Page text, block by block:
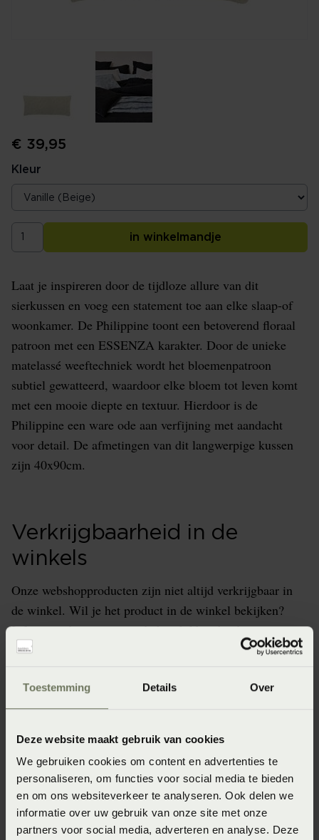
Toestemming Details Over
Deze website maakt gebruik van cookies
We gebruiken cookies om content en advertenties te
personaliseren, om functies voor social media te bieden
en om ons websiteverkeer te analyseren. Ook delen we
informatie over uw gebruik van onze site met onze
partners voor social media, adverteren en analyse. Deze
€ 39,95
Kleur
in winkelmandje
Laat je inspireren door de tijdloze allure van dit
sierkussen en voeg een statement toe aan elke slaap-of
woonkamer. De Philippine toont een betoverend floraal
patroon met een ESSENZA karakter. Door de unieke
matelassé weeftechniek wordt het bloemenpatroon
subtiel gewatteerd, waardoor elke bloem tot leven komt
met een mooie diepte en textuur. Hierdoor is de
Philippine een ware ode aan verfijning met aandacht
voor detail. De afmetingen van dit langwerpige kussen
zijn 40x90cm.
Verkrijgbaarheid in de
winkels
Onze webshopproducten zijn niet altijd verkrijgbaar in
de winkel. Wil je het product in de winkel bekijken?
Informeer dan eerst naar de beschikbaarheid.
Specificaties
8715944866859
Afmeting
50x50 (50 x 50 cm)